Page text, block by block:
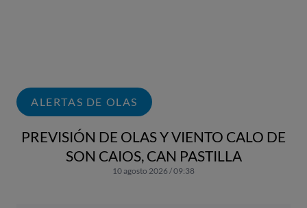
ALERTAS DE OLAS
PREVISIÓN DE OLAS Y VIENTO CALO DE
SON CAIOS, CAN PASTILLA
10 agosto 2026 / 09:38